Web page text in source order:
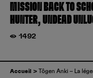
MISSION BACK TO
HUNTER, UNDEAD
1492
Accueil Tôgen Anki – La